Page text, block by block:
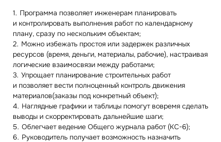
Программа позволяет инженерам планировать
и контролировать выполнения работ по календарному
плану, сразу по нескольким объектам;
Можно избежать простоя или задержек различных
ресурсов (время, деньги, материалы, рабочие), настраивая
логические взаимосвязи между работами;
Упрощает планирование строительных работ
и позволяет вести полноценный контроль движения
материалов(заказы под конкретный объект);
Наглядные графики и таблицы помогут вовремя сделать
выводы и скорректировать дальнейшие шаги;
Облегчает ведение Общего журнала работ (КС-6);
Руководитель получает возможность назначить